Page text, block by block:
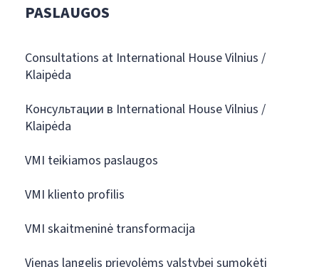
PASLAUGOS
Consultations at International House Vilnius /
Klaipėda
Консультации в International House Vilnius /
Klaipėda
VMI teikiamos paslaugos
VMI kliento profilis
VMI skaitmeninė transformacija
Vienas langelis prievolėms valstybei sumokėti